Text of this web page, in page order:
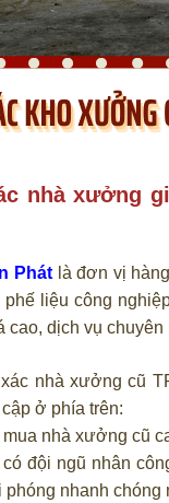
nhà xưởng
Phátlà đơn vị hàng
phế liệu công
cao, dịch vụ
nhà xưởng cũ
ở phía trên:
nhà xưởng cũ
đội ngũ nhân
nhanh chóng